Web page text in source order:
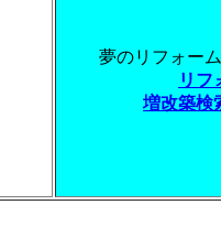
夢のリフォー
リフ
増改築検